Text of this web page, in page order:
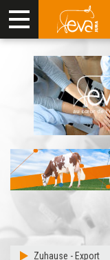
Zuhause - Export